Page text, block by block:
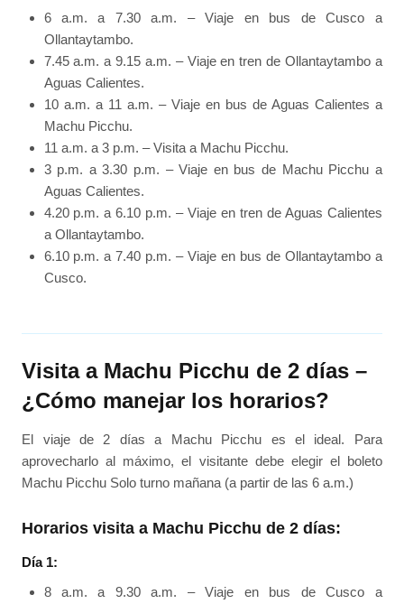
6 a.m. a 7.30 a.m. – Viaje en bus de Cusco a
Ollantaytambo.
7.45 a.m. a 9.15 a.m. – Viaje en tren de Ollantaytambo a
Aguas Calientes.
10 a.m. a 11 a.m. – Viaje en bus de Aguas Calientes a
Machu Picchu.
11 a.m. a 3 p.m. – Visita a Machu Picchu.
3 p.m. a 3.30 p.m. – Viaje en bus de Machu Picchu a
Aguas Calientes.
4.20 p.m. a 6.10 p.m. – Viaje en tren de Aguas Calientes
a Ollantaytambo.
6.10 p.m. a 7.40 p.m. – Viaje en bus de Ollantaytambo a
Cusco.
Visita a Machu Picchu de 2 días –
¿Cómo manejar los horarios?
El viaje de 2 días a Machu Picchu es el ideal. Para
aprovecharlo al máximo, el visitante debe elegir el boleto
Machu Picchu Solo turno mañana (a partir de las 6 a.m.)
Horarios visita a Machu Picchu de 2 días:
Día 1:
8 a.m. a 9.30 a.m. – Viaje en bus de Cusco a